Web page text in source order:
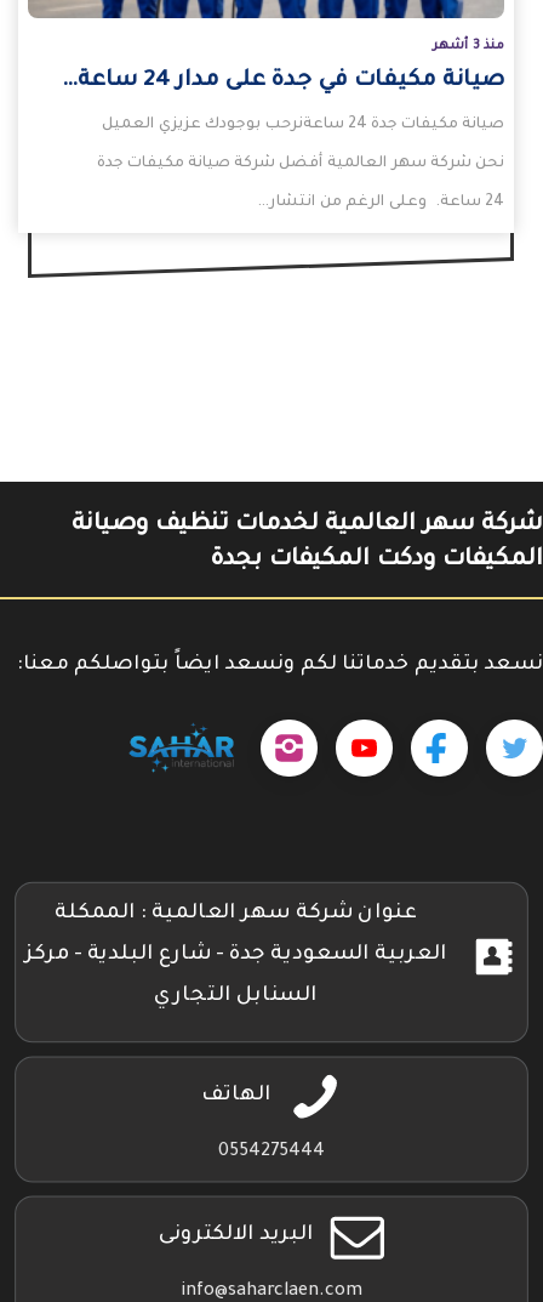
منذ 3 أشهر
صيانة مكيفات في جدة على مدار 24 ساعة…
صيانة مكيفات جدة 24 ساعةنرحب بوجودك عزيزي العميل
نحن شركة سهر العالمية أفضل شركة صيانة مكيفات جدة
24 ساعة. وعلى الرغم من انتشار…
شركة سهر العالمية لخدمات تنظيف وصيانة
المكيفات ودكت المكيفات بجدة
نسعد بتقديم خدماتنا لكم ونسعد ايضاً بتواصلكم معنا:
تابعنا تابعنا www.youtube.com/@sahar4046
تابعنا
بلاي
عنوان شركة سهر العالمية : الممكلة
العربية السعودية جدة - شارع البلدية - مركز
السنابل التجاري
الهاتف
0554275444
البريد الالكترونى
info@saharclaen.com